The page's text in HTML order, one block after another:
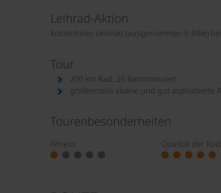
Leihrad-Aktion
Kostenloses Leihrad (ausgenommen E-Bike)
Tour
200 km Rad, 26 Bahnminuten
größtenteils ebene und gut asphaltierte
Tourenbesonderheiten
Fitness Qualität der